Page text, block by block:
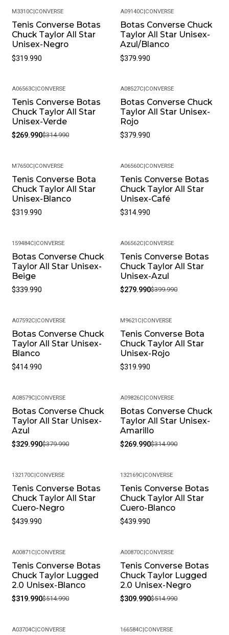
o inconveniente. Nos esforzamos por ofrecer un
servicio al cliente de primera clase para que tu
experiencia de compra sea impecable.
Preguntas Frecuentes
Colombia, solo vendemos productos originales y somos
distribuidores autorizados de la marca. Puedes estar
seguro de que recibirás un producto auténtico.
¿Cuál es la política de garantías? Todos nuestros
con tu producto, contáctanos para resolverlo.
¿Puedo cambiar la talla si no me queda bien? Sí, en
Pacific Sport Colombia entendemos que la talla puede
variar. Ofrecemos cambios de talla, siempre y cuando el
Política de Devoluciones: Si por alguna razón no estás
satisfecho con tu compra, ofrecemos una política de
devoluciones flexible. Queremos que estés
completamente feliz y puedas volver a elegirnos.
limpiarlos con un paño húmedo y evitar el uso de
productos químicos fuertes. Almacénalos en un lugar
fresco y seco cuando no los estés usando.
• Peso del Producto: Ligero, ideal para uso diario.
M3310C CONVERSE
Tenis Converse Botas
Chuck Taylor All Star
Unisex-Negro
$319.990
A09140C CONVERSE
Botas Converse Chuck
Taylor All Star Unisex-
Azul/Blanco
$379.990
-14%
A06563C CONVERSE
Tenis Converse Botas
Chuck Taylor All Star
Unisex-Verde
$269.990$314.990
A08527C CONVERSE
Botas Converse Chuck
Taylor All Star Unisex-
Rojo
$379.990
M7650C CONVERSE
Tenis Converse Bota
Chuck Taylor All Star
Unisex-Blanco
$319.990
A06560C CONVERSE
Tenis Converse Botas
Chuck Taylor All Star
Unisex-Café
$314.990
159484C CONVERSE
Botas Converse Chuck
Taylor All Star Unisex-
Beige
$339.990
-30%
A06562C CONVERSE
Tenis Converse Botas
Chuck Taylor All Star
Unisex-Azul
$279.990$399.990
A07592C CONVERSE
Botas Converse Chuck
Taylor All Star Unisex-
Blanco
$414.990
M9621C CONVERSE
Tenis Converse Bota
Chuck Taylor All Star
Unisex-Rojo
$319.990
-13%
A08579C CONVERSE
Botas Converse Chuck
Taylor All Star Unisex-
Azul
$329.990$379.990
-14%
A09826C CONVERSE
Botas Converse Chuck
Taylor All Star Unisex-
Amarillo
$269.990$314.990
132170C|CONVERSE
Tenis Converse Botas
Chuck Taylor All Star
Cuero-Negro
$439.990
132169C|CONVERSE
Tenis Converse Botas
Chuck Taylor All Star
Cuero-Blanco
$439.990
-38%
A00871C|CONVERSE
Tenis Converse Botas
Chuck Taylor Lugged
2.0 Unisex-Blanco
$319.990$514.990
-40%
A00870C|CONVERSE
Tenis Converse Botas
Chuck Taylor Lugged
2.0 Unisex-Negro
$309.990$514.990
A03704C|CONVERSE 166584C|CONVERSE